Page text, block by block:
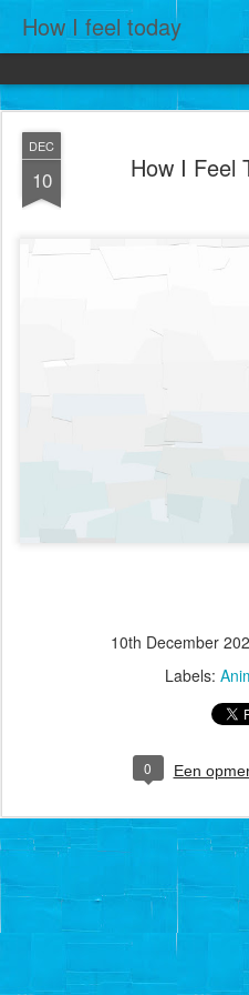
How I feel today
DEC
10 How I Feel
10th December
Labels:
0 Een